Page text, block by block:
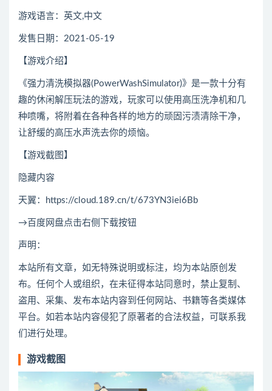
游戏语言：英文,中文
发售日期：2021-05-19
【游戏介绍】
《强力清洗模拟器(PowerWashSimulator)》是一款十分有
趣的休闲解压玩法的游戏，玩家可以使用高压洗净机和几
种喷嘴，将附着在各种各样的地方的顽固污渍清除干净，
让舒缓的高压水声洗去你的烦恼。
【游戏截图】
隐藏内容
天翼：https://cloud.189.cn/t/673YN3iei6Bb
→百度网盘点击右侧下载按钮
声明：
本站所有文章，如无特殊说明或标注，均为本站原创发
布。任何个人或组织，在未征得本站同意时，禁止复制、
盗用、采集、发布本站内容到任何网站、书籍等各类媒体
平台。如若本站内容侵犯了原著者的合法权益，可联系我
们进行处理。
游戏截图